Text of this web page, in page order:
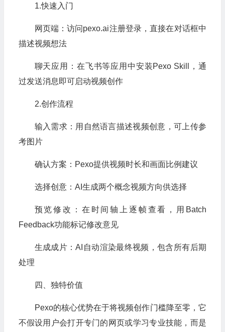
1.快速入门
网页端：访问pexo.ai注册登录，直接在对话框中
描述视频想法
聊天应用：在飞书等应用中安装Pexo Skill，通
过发送消息即可启动视频创作
2.创作流程
输入需求：用自然语言描述视频创意，可上传参
考图片
确认方案：Pexo提供视频时长和画面比例建议
选择创意：AI生成两个概念视频方向供选择
预览修改：在时间轴上逐帧查看，用Batch
Feedback功能标记修改意见
生成成片：AI自动渲染最终视频，包含所有后期
处理
四、独特价值
Pexo的核心优势在于将视频创作门槛降至零，它
不假设用户会打开专门的网页或学习专业技能，而是